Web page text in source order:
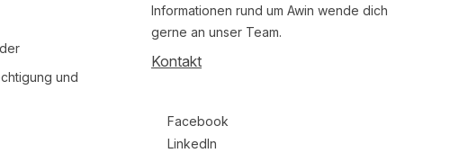
Informationen rund um Awin wende dich
gerne an unser Team.
Kontakt
Facebook
LinkedIn
und